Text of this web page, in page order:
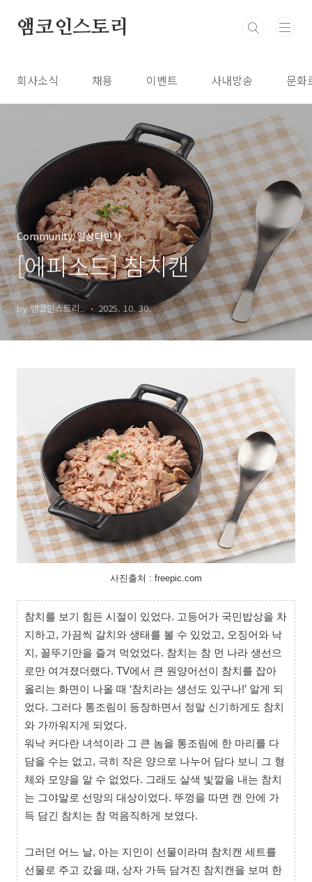
앰코인스토리
회사소식 채용 이벤트 사내방송 문화
Community/일상다반사
[에피소드] 참치캔
by 앰코인스토리.. 2025. 10. 30.
사진출처 : freepic.com
참치를 보기 힘든 시절이 있었다. 고등어가 국민밥상을 차
지하고, 가끔씩 갈치와 생태를 볼 수 있었고, 오징어와 낙
지, 꼴뚜기만을 즐겨 먹었었다. 참치는 참 먼 나라 생선으
로만 여겨졌더랬다. TV에서 큰 원양어선이 참치를 잡아
올리는 화면이 나올 때 ‘참치라는 생선도 있구나!’ 알게 되
었다. 그러다 통조림이 등장하면서 정말 신기하게도 참치
와 가까워지게 되었다.
워낙 커다란 녀석이라 그 큰 놈을 통조림에 한 마리를 다
담을 수는 없고, 극히 작은 양으로 나누어 담다 보니 그 형
체와 모양을 알 수 없었다. 그래도 살색 빛깔을 내는 참치
는 그야말로 선망의 대상이었다. 뚜껑을 따면 캔 안에 가
득 담긴 참치는 참 먹음직하게 보였다.
그러던 어느 날, 아는 지인이 선물이라며 참치캔 세트를
선물로 주고 갔을 때, 상자 가득 담겨진 참치캔을 보며 한